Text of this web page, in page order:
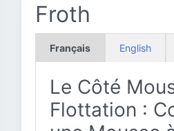
Froth
Français English
Le Côté
Flottation :